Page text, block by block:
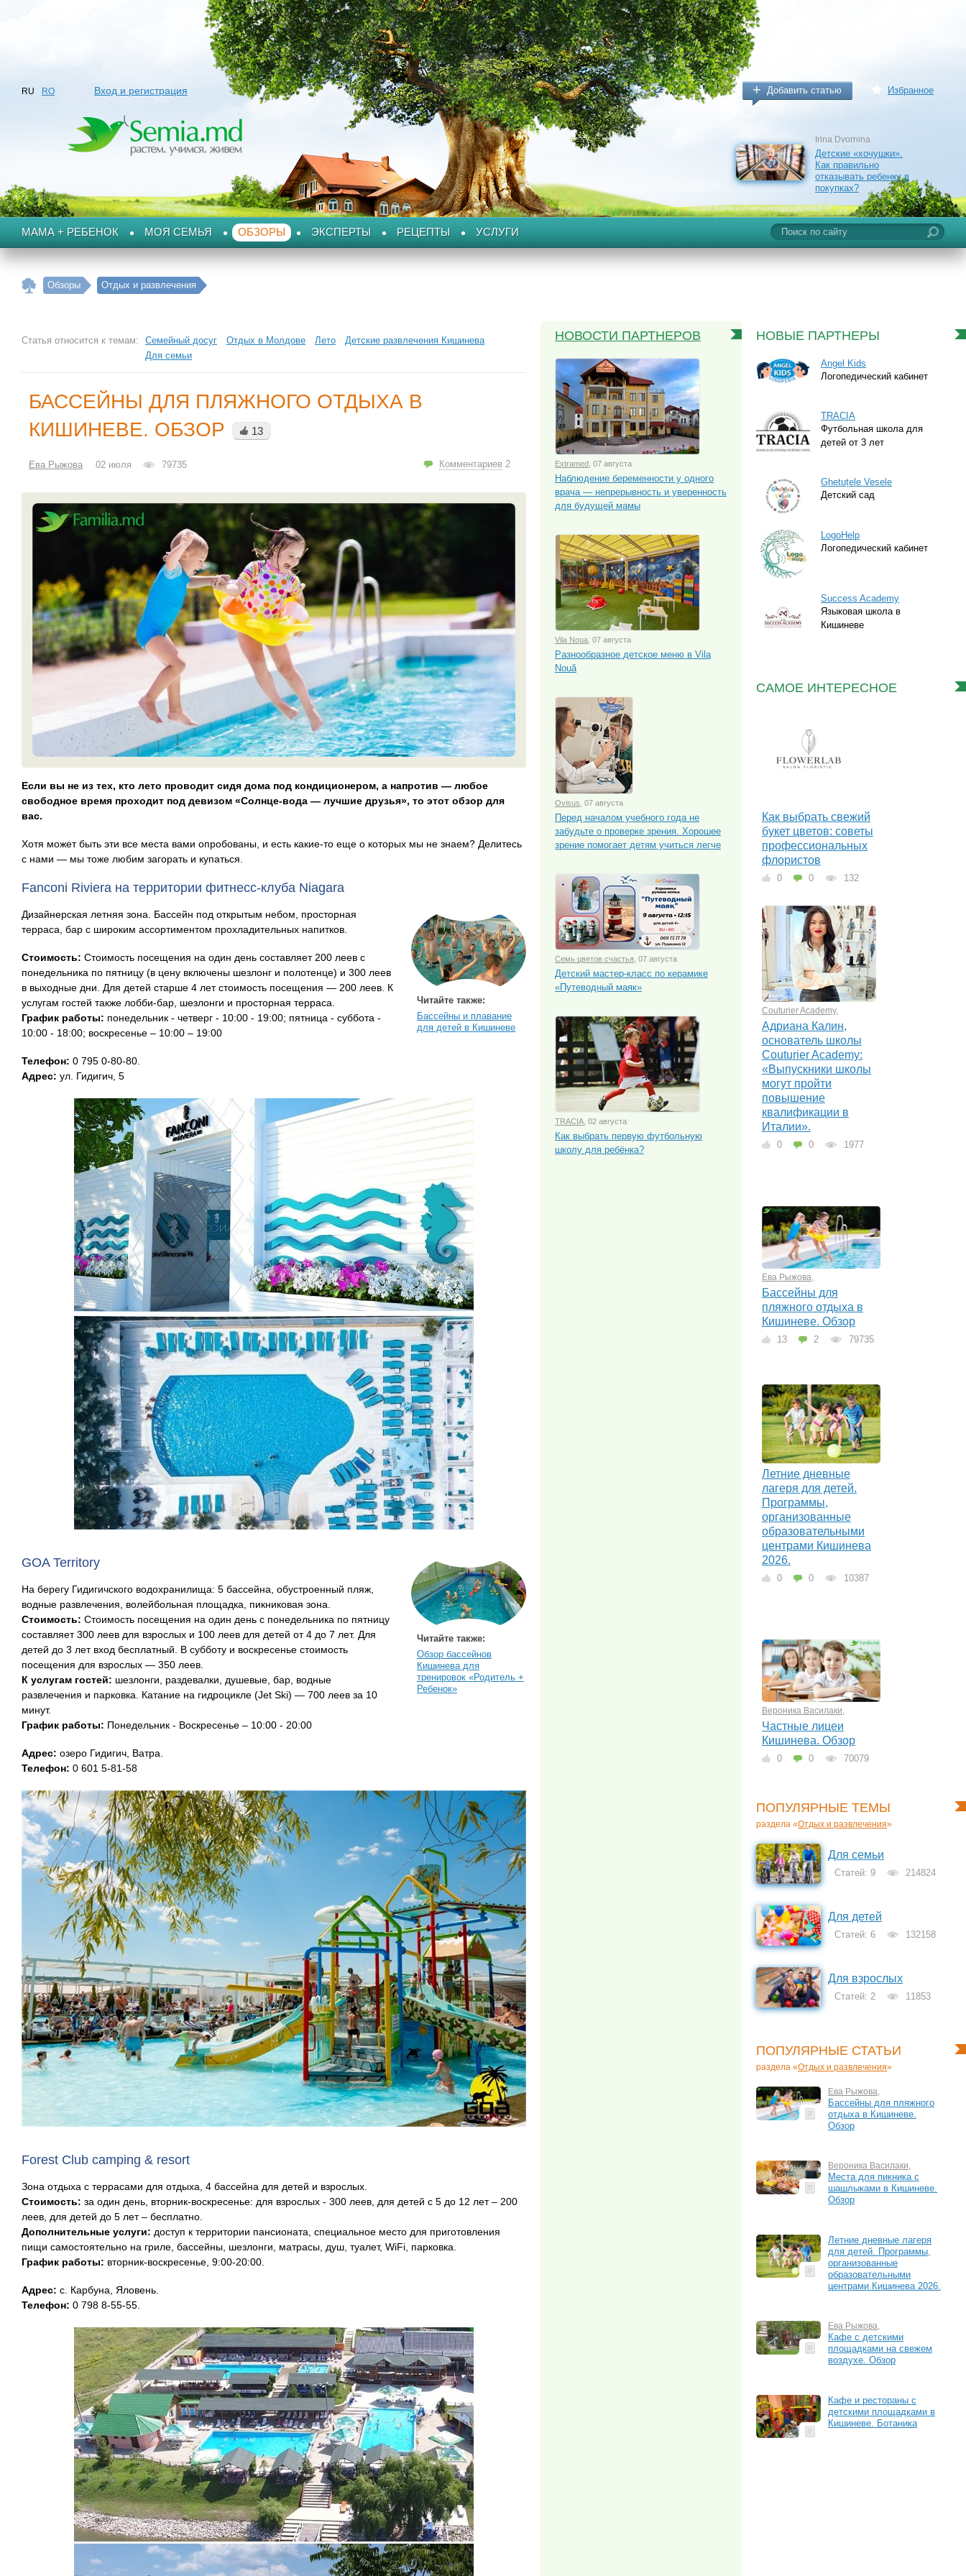
RU RO Вход и регистрация Добавить статью Избранное
Irina Dvornina
Детские «хочушки».
Как правильно
отказывать ребенку в
покупках?
МАМА + РЕБЕНОК МОЯ СЕМЬЯ ОБЗОРЫ ЭКСПЕРТЫ РЕЦЕПТЫ УСЛУГИ
Обзоры Отдых и развлечения
Статья относится к темам: Семейный досуг Отдых в Молдове Лето
Детские развлечения Кишинева
Для семьи
БАССЕЙНЫ ДЛЯ ПЛЯЖНОГО ОТДЫХА В
КИШИНЕВЕ. ОБЗОР
13
Ева Рыжова 02 июля 79735 Комментариев 2
Если вы не из тех, кто лето проводит сидя дома под кондиционером, а напротив — любое
свободное время проходит под девизом «Солнце-вода — лучшие друзья», то этот обзор для
вас.
Хотя может быть эти все места вами опробованы, и есть какие-то еще о которых мы не знаем? Делитесь
с нами — мы тоже любим загорать и купаться.
Fanconi Riviera на территории фитнесс-клуба Niagara
Читайте также:
Бассейны и плавание
для детей в Кишиневе
Дизайнерская летняя зона. Бассейн под открытым небом, просторная
терраса, бар с широким ассортиментом прохладительных напитков.
Стоимость: Стоимость посещения на один день составляет 200 леев с
понедельника по пятницу (в цену включены шезлонг и полотенце) и 300 леев
в выходные дни. Для детей старше 4 лет стоимость посещения — 200 леев. К
услугам гостей также лобби-бар, шезлонги и просторная терраса.
График работы: понедельник - четверг - 10:00 - 19:00; пятница - суббота -
10:00 - 18:00; воскресенье – 10:00 – 19:00
Телефон: 0 795 0-80-80.
Адрес: ул. Гидигич, 5
Читайте также:
Обзор бассейнов
Кишинева для
тренировок «Родитель +
Ребенок»
GOA Territory
На берегу Гидигичского водохранилища: 5 бассейна, обустроенный пляж,
водные развлечения, волейбольная площадка, пикниковая зона.
Стоимость: Стоимость посещения на один день с понедельника по пятницу
составляет 300 леев для взрослых и 100 леев для детей от 4 до 7 лет. Для
детей до 3 лет вход бесплатный. В субботу и воскресенье стоимость
посещения для взрослых — 350 леев.
К услугам гостей: шезлонги, раздевалки, душевые, бар, водные
развлечения и парковка. Катание на гидроцикле (Jet Ski) — 700 леев за 10
минут.
График работы: Понедельник - Воскресенье – 10:00 - 20:00
Адрес: озеро Гидигич, Ватра.
Телефон: 0 601 5-81-58
Forest Club camping & resort
Зона отдыха с террасами для отдыха, 4 бассейна для детей и взрослых.
Стоимость: за один день, вторник-воскресенье: для взрослых - 300 леев, для детей с 5 до 12 лет – 200
леев, для детей до 5 лет – бесплатно.
Дополнительные услуги: доступ к территории пансионата, специальное место для приготовления
пищи самостоятельно на гриле, бассейны, шезлонги, матрасы, душ, туалет, WiFi, парковка.
График работы: вторник-воскресенье, 9:00-20:00.
Адрес: с. Карбуна, Яловень.
Телефон: 0 798 8-55-55.
НОВОСТИ ПАРТНЕРОВ
Extramed , 07 августа
Наблюдение беременности у одного
врача — непрерывность и уверенность
для будущей мамы
Vila Noua , 07 августа
Разнообразное детское меню в Vila
Nouă
Ovisus , 07 августа
Перед началом учебного года не
забудьте о проверке зрения. Хорошее
зрение помогает детям учиться легче
Семь цветов счастья , 07 августа
Детский мастер-класс по керамике
«Путеводный маяк»
TRACIA , 02 августа
Как выбрать первую футбольную
школу для ребёнка?
НОВЫЕ ПАРТНЕРЫ
Angel Kids
Логопедический кабинет
TRACIA
Футбольная школа для
детей от 3 лет
Ghetuțele Vesele
Детский сад
LogoHelp
Логопедический кабинет
Success Academy
Языковая школа в
Кишиневе
САМОЕ ИНТЕРЕСНОЕ
Как выбрать свежий
букет цветов: советы
профессиональных
флористов
0 0 132
Couturier Academy,
Адриана Калин,
основатель школы
Couturier Academy:
«Выпускники школы
могут пройти
повышение
квалификации в
Италии».
0 0 1977
Ева Рыжова,
Бассейны для
пляжного отдыха в
Кишиневе. Обзор
13 2 79735
Летние дневные
лагеря для детей.
Программы,
организованные
образовательными
центрами Кишинева
2026.
0 0 10387
Вероника Василаки,
Частные лицеи
Кишинева. Обзор
0 0 70079
ПОПУЛЯРНЫЕ ТЕМЫ
раздела «Отдых и развлечения»
Для семьи
Статей: 9 214824
Для детей
Статей: 6 132158
Для взрослых
Статей: 2 11853
ПОПУЛЯРНЫЕ СТАТЬИ
раздела «Отдых и развлечения»
Ева Рыжова,
Бассейны для пляжного
отдыха в Кишиневе.
Обзор
Вероника Василаки,
Места для пикника с
шашлыками в Кишиневе.
Обзор
Летние дневные лагеря
для детей. Программы,
организованные
образовательными
центрами Кишинева 2026.
Ева Рыжова,
Кафе с детскими
площадками на свежем
воздухе. Обзор
Кафе и рестораны с
детскими площадками в
Кишиневе. Ботаника